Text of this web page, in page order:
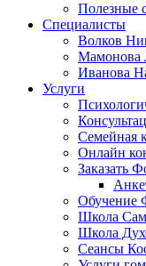
Полезные
Специалисты
Волков
Мамонова
Иванова
Услуги
Семейная
Онлайн
Заказать
Обучение
Школа
Школа
Сеансы